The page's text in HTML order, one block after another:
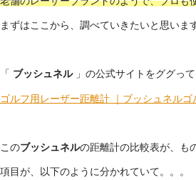
まずはここから、調べていきたいと思いま
「 ブッシュネル」の公式サイトをググって
ゴルフ用レーザー距離計 ｜ブッシュネル
このブッシュネルの距離計の比較表が、も
項目が、以下のように分かれていて。。。